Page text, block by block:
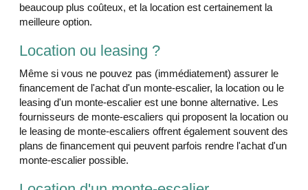
beaucoup plus coûteux, et la location est certainement la
meilleure option.
Location ou leasing ?
Même si vous ne pouvez pas (immédiatement) assurer le
financement de l'achat d'un monte-escalier, la location ou le
leasing d'un monte-escalier est une bonne alternative. Les
fournisseurs de monte-escaliers qui proposent la location ou
le leasing de monte-escaliers offrent également souvent des
plans de financement qui peuvent parfois rendre l'achat d'un
monte-escalier possible.